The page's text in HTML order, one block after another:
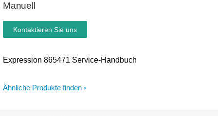
Manuell
Ähnliche Produkte finden
Expression 865471 Service-Handbuch
Kontaktieren Sie uns